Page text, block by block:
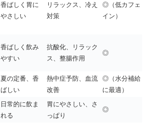
香ばしく胃に
やさしい
リラックス、冷え
対策
◎（低カフェ
イン）
香ばしく飲み
やすい
抗酸化、リラック
ス、整腸作用
◎
夏の定番、香
ばしい
熱中症予防、血流
改善
◎（水分補給
に最適）
日常的に飲ま
れる
胃にやさしい、さ
っぱり
◎